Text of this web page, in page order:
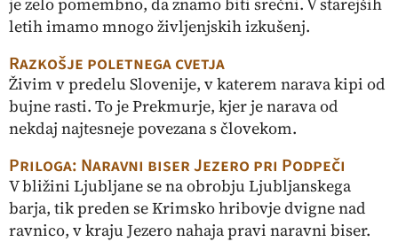
letih imamo mnogo življenjskih izkušenj.
Razkošje poletnega cvetja
Živim v predelu Slovenije, v katerem narava kipi od
bujne rasti. To je Prekmurje, kjer je narava od
nekdaj najtesneje povezana s človekom.
Priloga: Naravni biser Jezero pri Podpeči
V bližini Ljubljane se na obrobju Ljubljanskega
barja, tik preden se Krimsko hribovje dvigne nad
ravnico, v kraju Jezero nahaja pravi naravni biser.